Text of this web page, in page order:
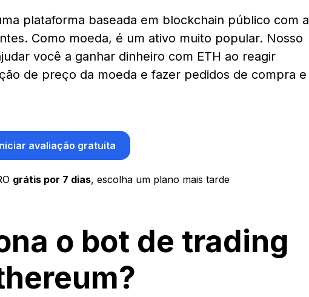
plataforma baseada em blockchain público com a
Como moeda, é um ativo muito popular. Nosso
você a ganhar dinheiro com ETH ao reagir
de preço da moeda e fazer pedidos de compra e
avaliação gratuita
grátis por 7 dias, escolha um plano mais tarde
o bot de trading